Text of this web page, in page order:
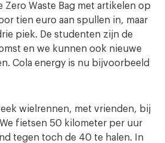
Zero Waste Bag met artikelen op
tien euro aan spullen in, maar
piek. De studenten zijn de
en we kunnen ook nieuwe
Cola energy is nu bijvoorbeeld
wielrennen, met vrienden, bij
fietsen 50 kilometer per uur
tegen toch de 40 te halen. In